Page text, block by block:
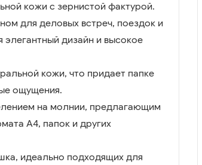
кожи с зернистой фактурой.
для деловых встреч, поездок и
элегантный дизайн и высокое
кожи, что придает папке
ощущения.
на молнии, предлагающим
A4, папок и других
идеально подходящих для